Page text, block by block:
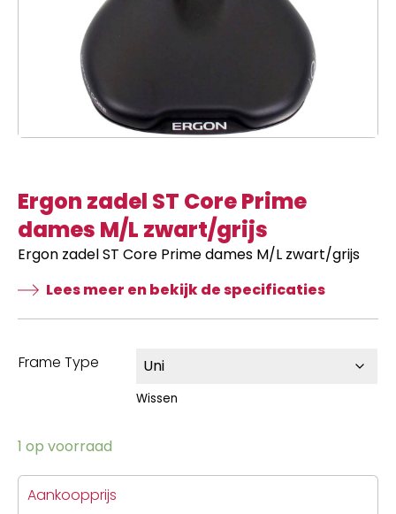
Ergon zadel ST Core Prime
dames M/L zwart/grijs
Ergon zadel ST Core Prime dames M/L zwart/grijs
Lees meer en bekijk de specificaties
Frame Type
Wissen
1 op voorraad
Aankoopprijs